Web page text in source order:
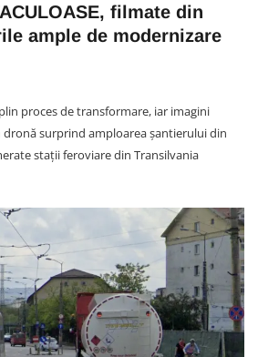
filmate din
ample de modernizare
proces de transformare, iar imagini
surprind amploarea șantierului din
stații feroviare din Transilvania